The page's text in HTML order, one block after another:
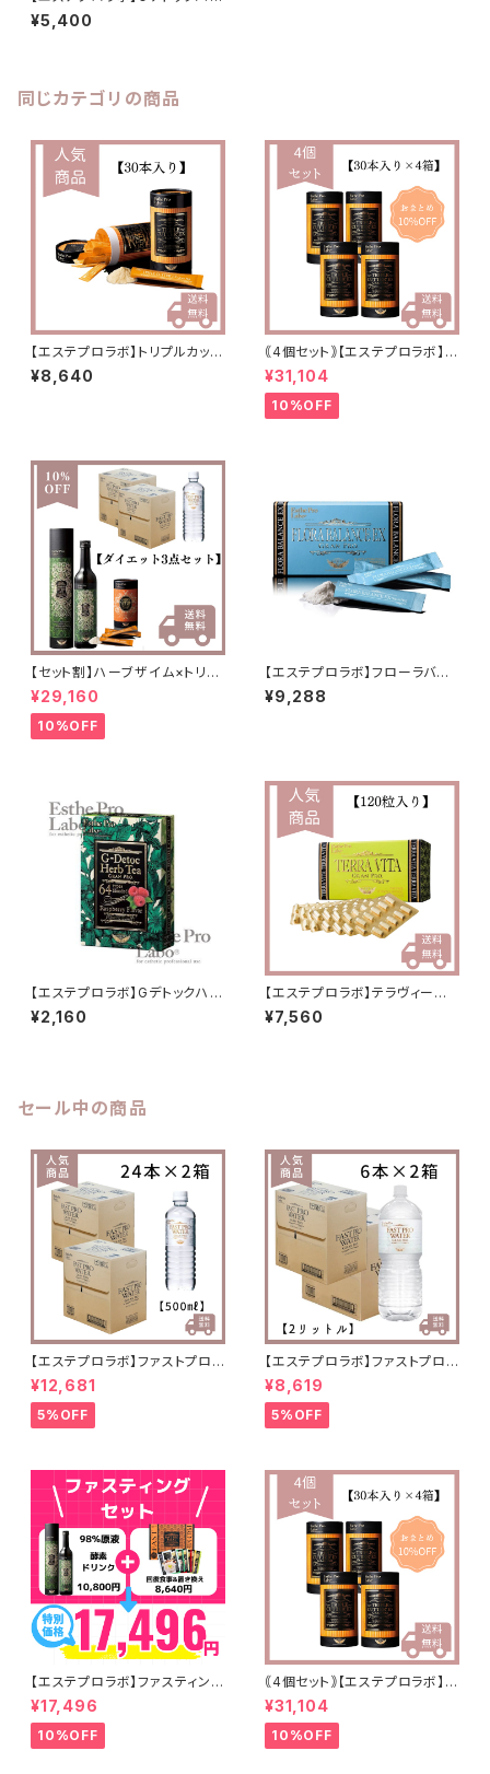
ブティー30個入り(ベリー味) 排
便効果◎
¥5,400
同じカテゴリの商品
【エステプロラボ】トリプルカッタ
ーEX（リニューアル分）
¥8,640
｟4個セット｠【エステプロラボ】ト
リプルカッターEX
¥31,104
10%OFF
【セット割】ハーブザイム×トリプ
ルカッター×ファストプロウォー
ター
¥29,160
10%OFF
【エステプロラボ】フローラバラ
ンス
¥9,288
【エステプロラボ】Gデトックハー
ブティー10個入り(ベリー味) 排
便効果◎
¥2,160
【エステプロラボ】テラヴィー
タ グランプロ
¥7,560
セール中の商品
【エステプロラボ】ファストプロウ
ォーター 500ml(24本セット)
×2箱 送料無料
¥12,681
5%OFF
【エステプロラボ】ファストプロウ
ォーター 2ℓ(6本セット)×2箱
送料無料
¥8,619
5%OFF
【エステプロラボ】ファスティング
セット
¥17,496
10%OFF
｟4個セット｠【エステプロラボ】ト
リプルカッターEX
¥31,104
10%OFF